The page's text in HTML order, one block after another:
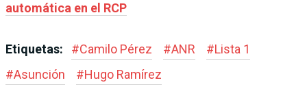
automática en el RCP
Etiquetas: #Camilo Pérez #ANR #Lista 1
#Asunción #Hugo Ramírez